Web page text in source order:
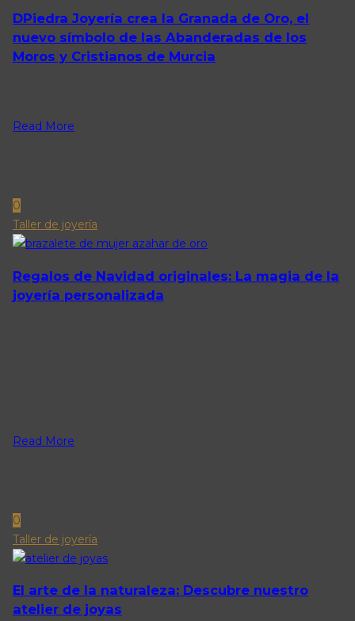
DPiedra Joyería crea la Granada de Oro, el
nuevo símbolo de las Abanderadas de los
Moros y Cristianos de Murcia
Read More
0
Taller de joyería
Regalos de Navidad originales: La magia de la
joyería personalizada
Read More
0
Taller de joyería
El arte de la naturaleza: Descubre nuestro
atelier de joyas